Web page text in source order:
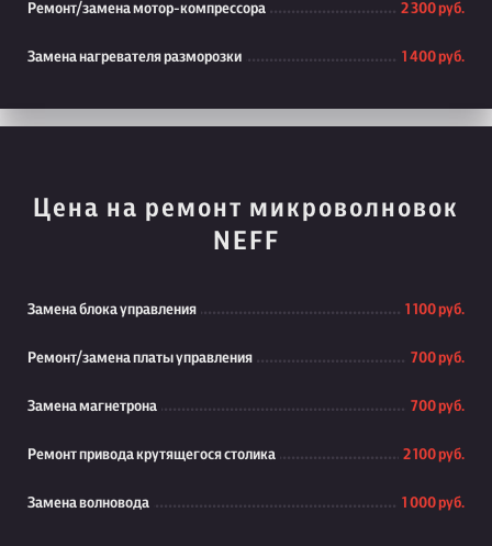
Ремонт/замена мотор-компрессора 2 300 руб.
Замена нагревателя разморозки 1 400 руб.
Цена на ремонт микроволновок
NEFF
Замена блока управления 1 100 руб.
Ремонт/замена платы управления 700 руб.
Замена магнетрона 700 руб.
Ремонт привода крутящегося столика 2 100 руб.
Замена волновода 1 000 руб.